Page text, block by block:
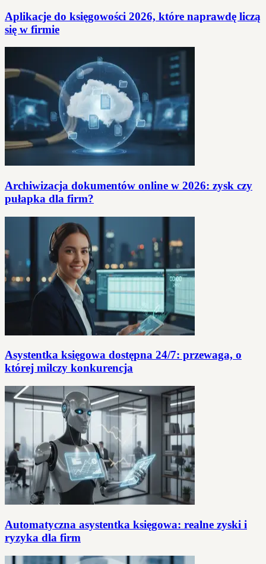
Aplikacje do księgowości 2026, które naprawdę liczą
się w firmie
Archiwizacja dokumentów online w 2026: zysk czy
pułapka dla firm?
Asystentka księgowa dostępna 24/7: przewaga, o
której milczy konkurencja
Automatyczna asystentka księgowa: realne zyski i
ryzyka dla firm